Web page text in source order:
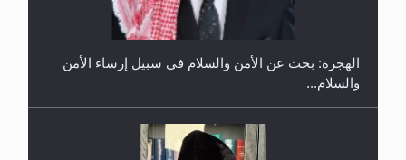
رأيٌ في لغة المسيح الموعود عليه السلام ..«3» نظرة
في شعر المسيح الموعود عليه السلام.....